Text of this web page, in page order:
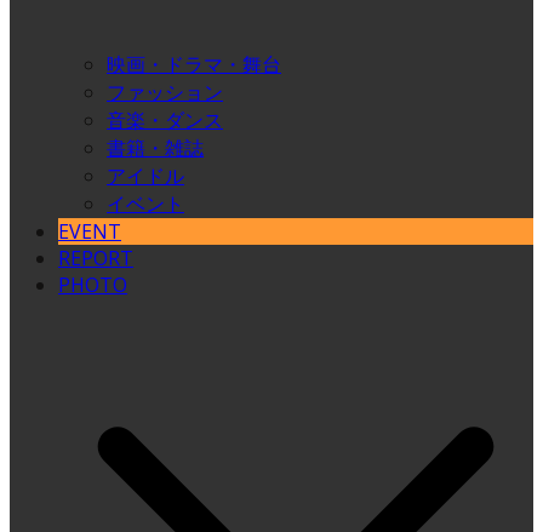
映画・ドラマ・舞台
ファッション
音楽・ダンス
書籍・雑誌
アイドル
イベント
EVENT
REPORT
PHOTO